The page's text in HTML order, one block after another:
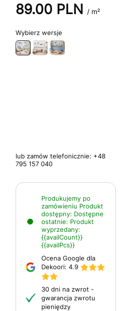
89.00 PLN / m²
wersje
lub zamów telefonicznie: +48
795 157 040
Produkujemy po
zamówieniu Produkt
dostępny: Dostępne
ostatnie: Produkt
wyprzedany:
{{availCount}}
{{availPcs}}
Ocena Google dla
Dekoori: 4.9
30 dni na zwrot -
gwarancja zwrotu
pieniędzy